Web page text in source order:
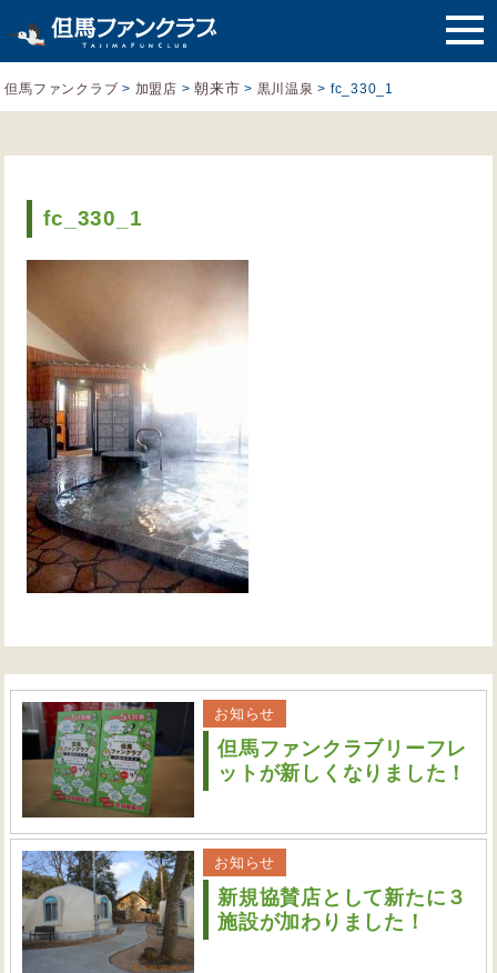
但馬ファンクラブ > 加盟店 >朝来市 > 黒川温泉 > fc_330_1
fc_330_1
お知らせ
但馬ファンクラブリーフレ
ットが新しくなりました！
お知らせ
新規協賛店として新たに３
施設が加わりました！